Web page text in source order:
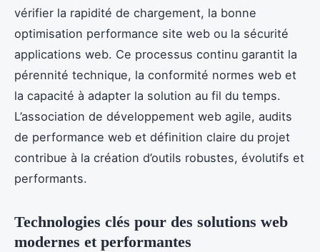
vérifier la rapidité de chargement, la bonne
optimisation performance site web ou la sécurité
applications web. Ce processus continu garantit la
pérennité technique, la conformité normes web et
la capacité à adapter la solution au fil du temps.
L’association de développement web agile, audits
de performance web et définition claire du projet
contribue à la création d’outils robustes, évolutifs et
performants.
Technologies clés pour des solutions web
modernes et performantes